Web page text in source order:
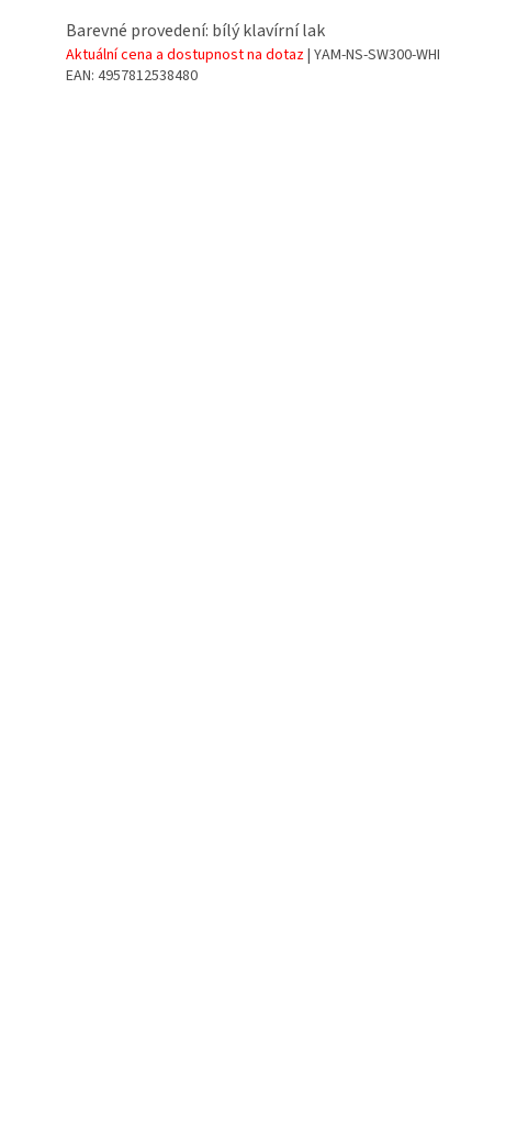
Barevné provedení: bílý klavírní lak
Aktuální cena a dostupnost na dotaz| YAM-NS-SW300-WHI
EAN: 4957812538480